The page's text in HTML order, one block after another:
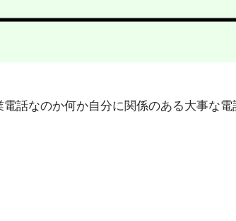
話なのか何か自分に関係のある大事な